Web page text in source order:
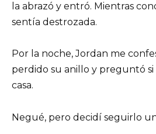
la abrazó y entró. Mientras
sentía destrozada.
Por la noche, Jordan me
perdido su anillo y preguntó si
casa.
Negué, pero decidí seguirlo